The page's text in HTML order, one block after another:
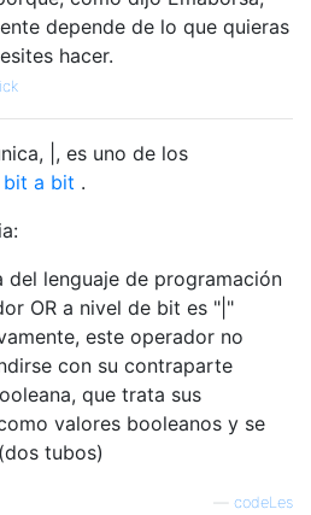
depende de lo que quieras
hacer.
|, es uno de los
bit a bit .
del lenguaje de programación
OR a nivel de bit es "|"
este operador no
con su contraparte
que trata sus
valores booleanos y se
tubos)
codeLes